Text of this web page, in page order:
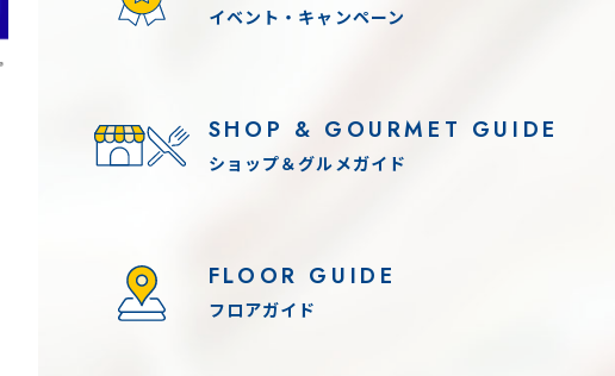
夏休み！「THE カブトムシワールド」
各種コンテンツ参加条件あり
各日 10:00-17:00（最終
イベント・キャンペーン
SHOP & GOURMET GUIDE
ショップ＆グルメガイド
FLOOR GUIDE
フロアガイド